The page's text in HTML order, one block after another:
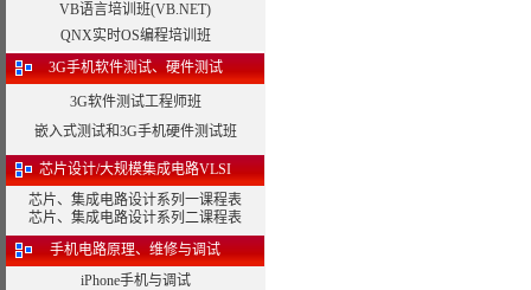
VB语言培训班(VB.NET)
QNX实时OS编程培训班
3G手机软件测试、硬件测试
3G软件测试工程师班
嵌入式测试和3G手机硬件测试班
芯片设计/大规模集成电路VLSI
芯片、集成电路设计系列一课程表
芯片、集成电路设计系列二课程表
手机电路原理、维修与调试
iPhone手机与调试